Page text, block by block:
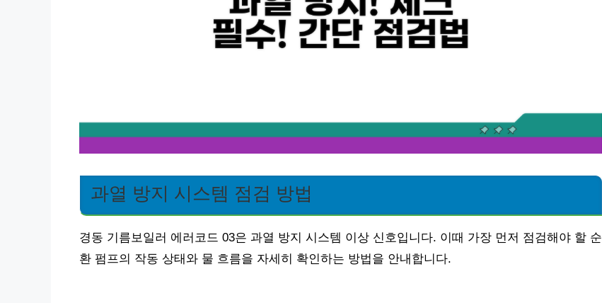
과열 방지 시스템 점검 방법
경동 기름보일러 에러코드 03은 과열 방지 시스템 이상 신호입니다. 이때 가장 먼저 점검해야 할 순
환 펌프의 작동 상태와 물 흐름을 자세히 확인하는 방법을 안내합니다.